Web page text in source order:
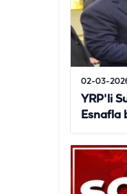
02-03-
YRP'li
Esnafla